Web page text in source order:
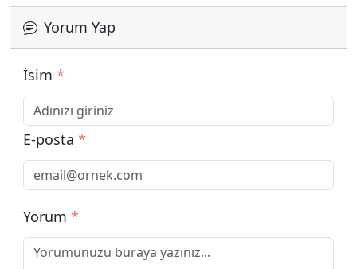
Yorum Yap
İsim *
E-posta *
Yorum *